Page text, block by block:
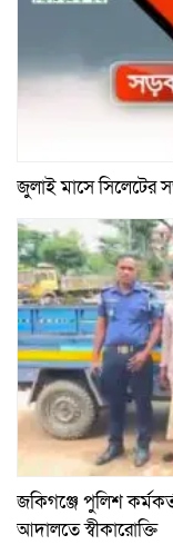
জুলাই মাসে সিলেটের
জকিগঞ্জে পুলিশ
আদালতে স্বীকারোক্তি